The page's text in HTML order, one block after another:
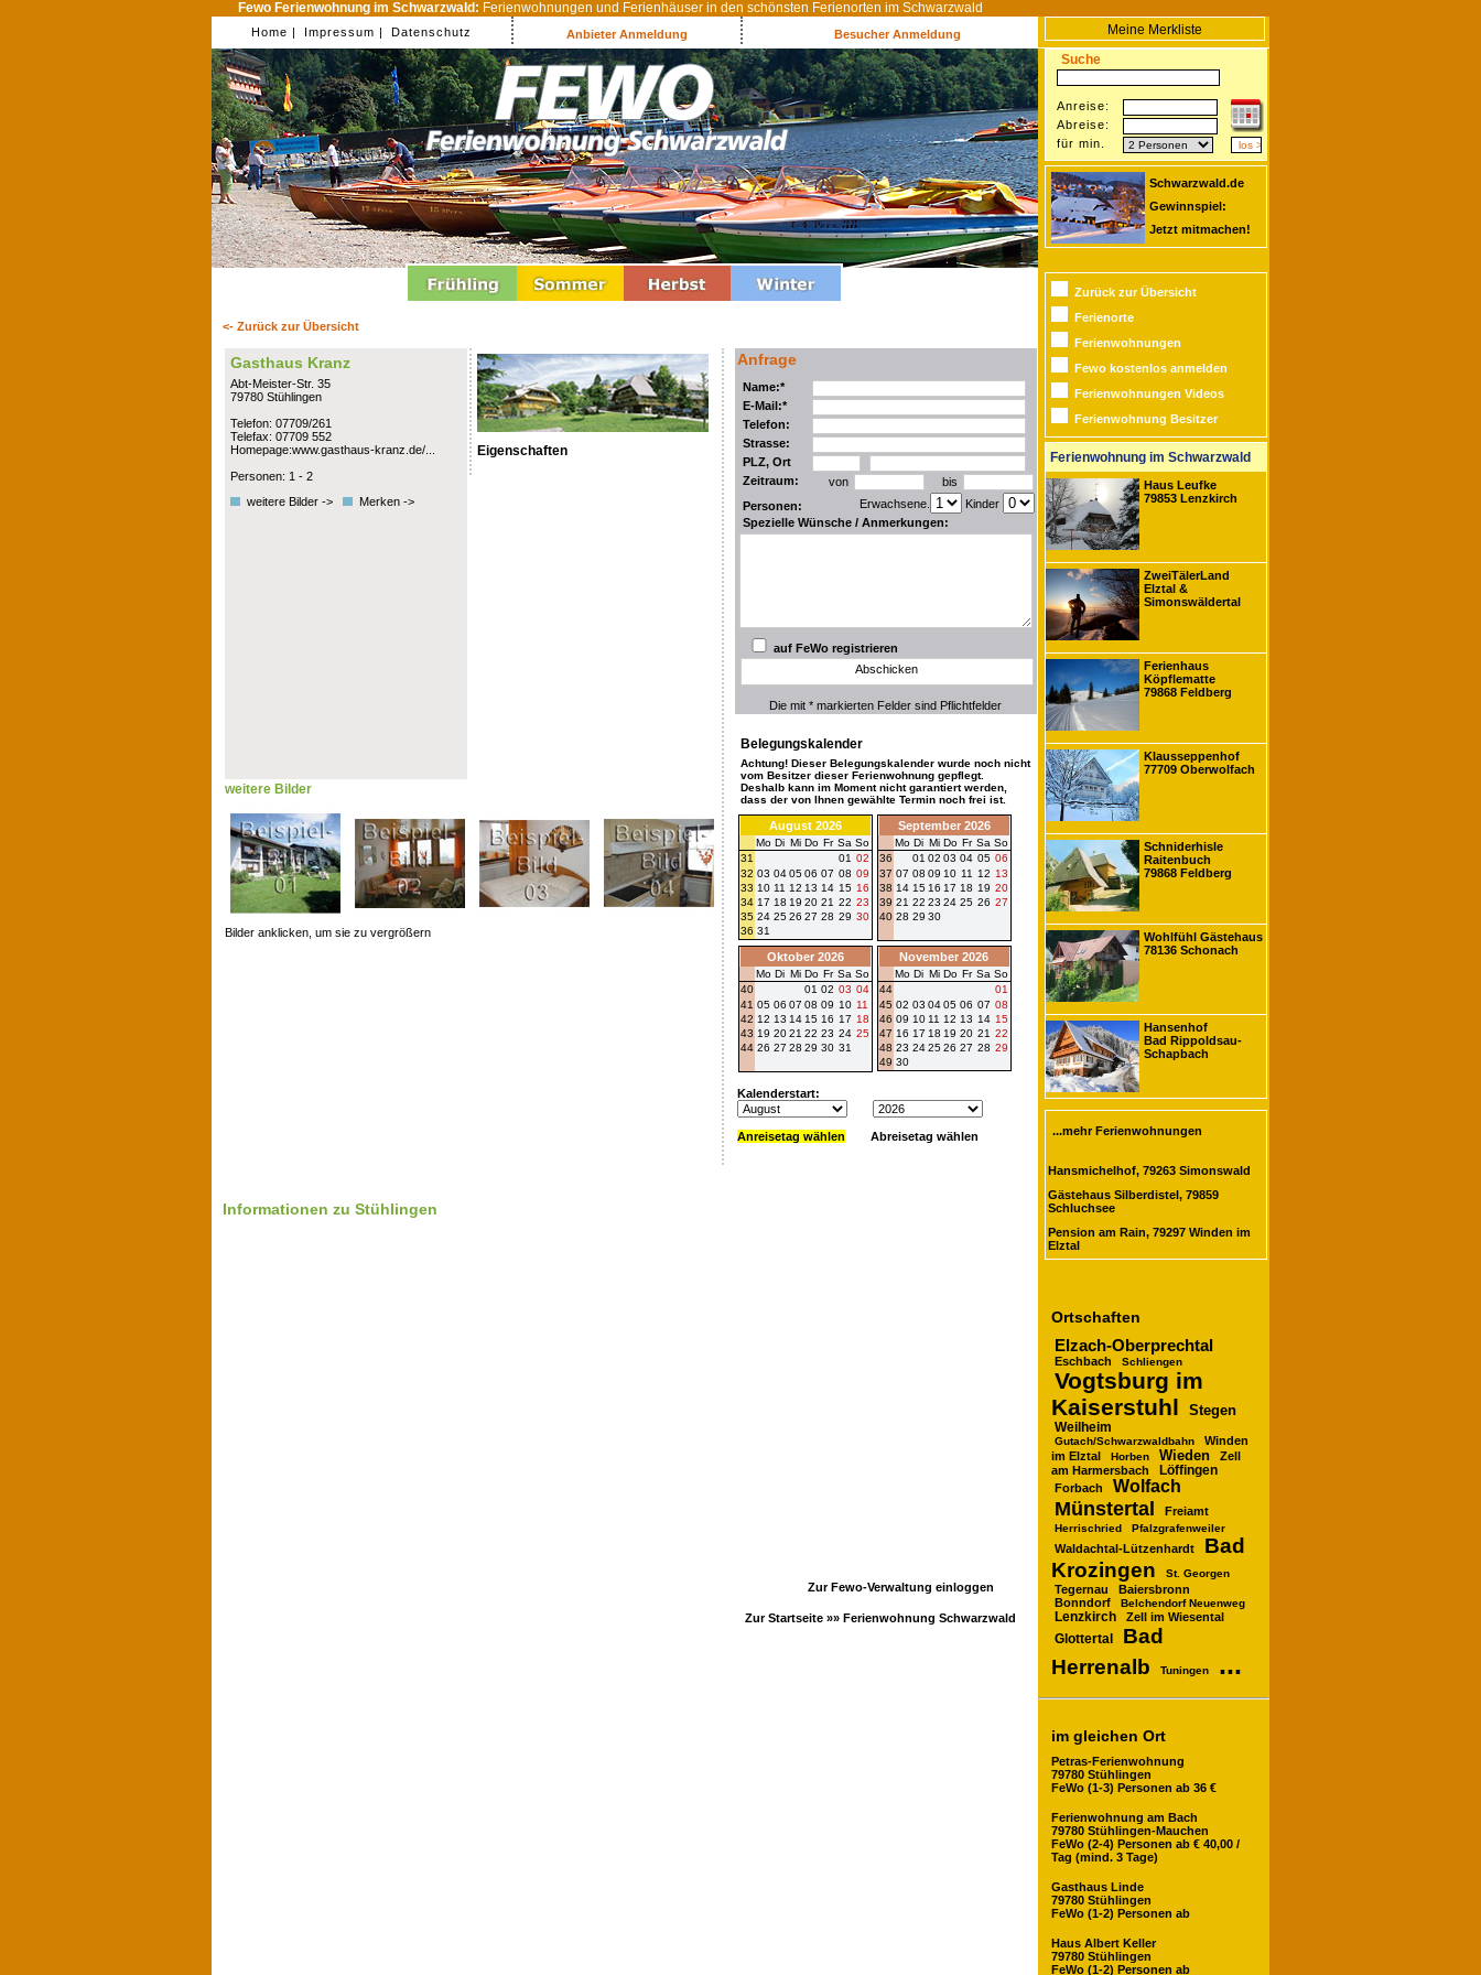
Fewo Ferienwohnung im Schwarzwald: Ferienwohnungen und Ferienhäuser in den schönsten Ferienorten im Schwarzwald
Home | Impressum | Datenschutz Anbieter Anmeldung Besucher Anmeldung
Meine Merkliste
Suche
Anreise:
Abreise:
für min.
Schwarzwald.de
Gewinnspiel:
Jetzt mitmachen!
<- Zurück zur Übersicht
Gasthaus Kranz
Abt-Meister-Str. 35
79780 Stühlingen
Telefon: 07709/261
Telefax: 07709 552
Homepage:www.gasthaus-kranz.de/...
Personen: 1 - 2
weitere Bilder ->
Merken ->
Eigenschaften
Anfrage
Name:*
E-Mail:*
Telefon:
Strasse:
PLZ, Ort
Zeitraum:
von
bis
Personen:
Erwachsene.
Kinder
Spezielle Wünsche / Anmerkungen:
auf FeWo registrieren
Abschicken
Die mit * markierten Felder sind Pflichtfelder
Belegungskalender
Achtung! Dieser Belegungskalender wurde noch nicht
vom Besitzer dieser Ferienwohnung gepflegt.
Deshalb kann im Moment nicht garantiert werden,
dass der von Ihnen gewählte Termin noch frei ist.
August 2026
Mo Di Mi Do Fr Sa So
31
01 02
32 03 04 05 06 07 08 09
33 10 11 12 13 14 15 16
34 17 18 19 20 21 22 23
35 24 25 26 27 28 29 30
36 31
September 2026
Mo Di Mi Do Fr Sa So
36
01 02 03 04 05 06
37 07 08 09 10 11 12 13
38 14 15 16 17 18 19 20
39 21 22 23 24 25 26 27
40 28 29 30
Oktober 2026
Mo Di Mi Do Fr Sa So
40
01 02 03 04
41 05 06 07 08 09 10 11
42 12 13 14 15 16 17 18
43 19 20 21 22 23 24 25
44 26 27 28 29 30 31
November 2026
Mo Di Mi Do Fr Sa So
44
01
45 02 03 04 05 06 07 08
46 09 10 11 12 13 14 15
47 16 17 18 19 20 21 22
48 23 24 25 26 27 28 29
49 30
Kalenderstart:
Anreisetag wählen Abreisetag wählen
weitere Bilder
Bilder anklicken, um sie zu vergrößern
Informationen zu Stühlingen
Zur Fewo-Verwaltung einloggen
Zur Startseite »» Ferienwohnung Schwarzwald
Zurück zur Übersicht
Ferienorte
Ferienwohnungen
Fewo kostenlos anmelden
Ferienwohnungen Videos
Ferienwohnung Besitzer
Ferienwohnung im Schwarzwald
Haus Leufke
79853 Lenzkirch
ZweiTälerLand
Elztal &
Simonswäldertal
Ferienhaus
Köpflematte
79868 Feldberg
Klausseppenhof
77709 Oberwolfach
Schniderhisle
Raitenbuch
79868 Feldberg
Wohlfühl Gästehaus
78136 Schonach
Hansenhof
Bad Rippoldsau-
Schapbach
...mehr Ferienwohnungen
Hansmichelhof, 79263 Simonswald
Gästehaus Silberdistel, 79859
Schluchsee
Pension am Rain, 79297 Winden im
Elztal
Ortschaften
Elzach-Oberprechtal
Eschbach Schliengen
Vogtsburg im
Kaiserstuhl
Stegen
Weilheim
Gutach/Schwarzwaldbahn
Winden
im Elztal
Horben Wieden
Zell
am Harmersbach
Löffingen
Forbach
Wolfach
Münstertal Freiamt
Herrischried Pfalzgrafenweiler
Waldachtal-Lützenhardt
Bad
Krozingen
St. Georgen
Tegernau
Baiersbronn
Bonndorf
Belchendorf Neuenweg
Lenzkirch
Zell im Wiesental
Glottertal
Bad
Herrenalb
Tuningen ...
im gleichen Ort
Petras-Ferienwohnung
79780 Stühlingen
FeWo (1-3) Personen ab 36 €
Ferienwohnung am Bach
79780 Stühlingen-Mauchen
FeWo (2-4) Personen ab € 40,00 /
Tag (mind. 3 Tage)
Gasthaus Linde
79780 Stühlingen
FeWo (1-2) Personen ab
Haus Albert Keller
79780 Stühlingen
FeWo (1-2) Personen ab